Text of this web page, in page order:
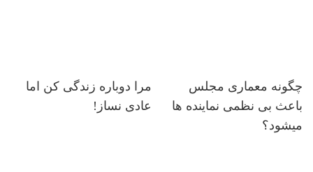
چگونه معماری مجلس
باعث بی نظمی نماینده ها
میشود؟
مرا دوباره زندگی کن اما
عادی نساز!